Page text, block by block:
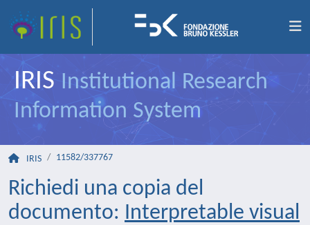
IRIS Institutional Research
Information System
IRIS 11582/337767
Richiedi una copia del
documento: Interpretable visual